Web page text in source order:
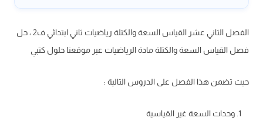
الفصل الثاني عشر القياس السعة والكتلة رياضيات ثاني ابتدائي ف2 ، حل
فصل القياس السعة والكتلة مادة الرياضيات عبر موقعنا حلول كتبي
حيث تضمن هذا الفصل على الدروس التالية :
وحدات السعة غير القياسية